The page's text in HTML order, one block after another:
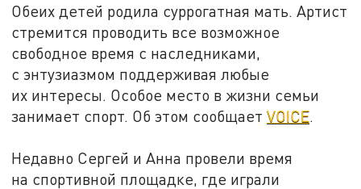
Обеих детей родила суррогатная мать. Артист
стремится проводить все возможное
свободное время с наследниками,
с энтузиазмом поддерживая любые
их интересы. Особое место в жизни семьи
занимает спорт. Об этом сообщаетVOICE.
Недавно Сергей и Анна провели время
на спортивной площадке, где играли